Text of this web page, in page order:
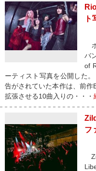
バ
of
ーティスト写真を公開した
告がされていた本作は、前作
拡張させる10曲入りの・・・
フ